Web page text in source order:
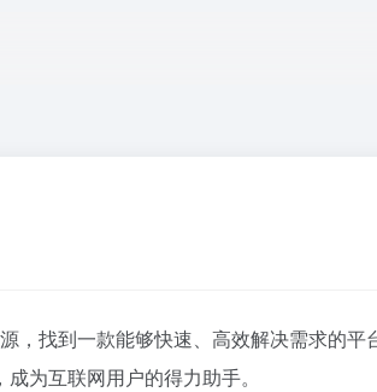
，找到一款能够快速、高效解决需求的平
为互联网用户的得力助手。